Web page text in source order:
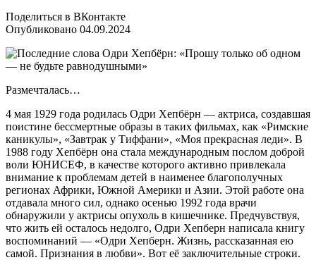
Поделиться в ВКонтакте
Опубликовано 04.09.2024
Размечталась…
4 мая 1929 года родилась Одри Хепбёрн — актриса, создавшая
поистине бессмертные образы в таких фильмах, как «Римские
каникулы», «Завтрак у Тиффани», «Моя прекрасная леди». В
1988 году Хепбёрн она стала международным послом доброй
воли ЮНИСЕФ, в качестве которого активно привлекала
внимание к проблемам детей в наименее благополучных
регионах Африки, Южной Америки и Азии. Этой работе она
отдавала много сил, однако осенью 1992 года врачи
обнаружили у актрисы опухоль в кишечнике. Предчувствуя,
что жить ей осталось недолго, Одри Хепберн написала книгу
воспоминаний — «Одри Хепберн. Жизнь, рассказанная ею
самой. Признания в любви». Вот её заключительные строки.